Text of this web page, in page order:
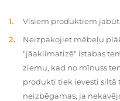
Visiem produktiem
Neizpakojiet mēbeļu
"jāaklimatizē" istabas
ziemu, kad no mīnuss
produkti tiek ievesti siltā
neizbēgamas, ja